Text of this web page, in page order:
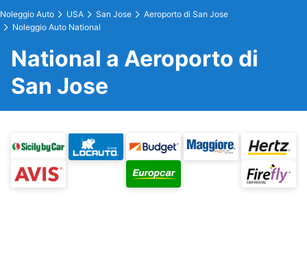
Noleggio Auto USA San Jose
Aeroporto di San Jose
Noleggio Auto National
National a Aeroporto di
San Jose